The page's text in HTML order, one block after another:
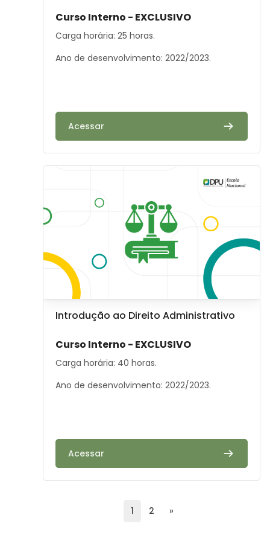
Curso Interno - EXCLUSIVO
Carga horária: 25 horas.
Ano de desenvolvimento: 2022/2023.
Acessar
Image de cours
Nom du cours
Introdução ao Direito Administrativo
Curso Interno - EXCLUSIVO
Carga horária: 40 horas.
Ano de desenvolvimento: 2022/2023.
Acessar
1(current)
2 »
Page suivante